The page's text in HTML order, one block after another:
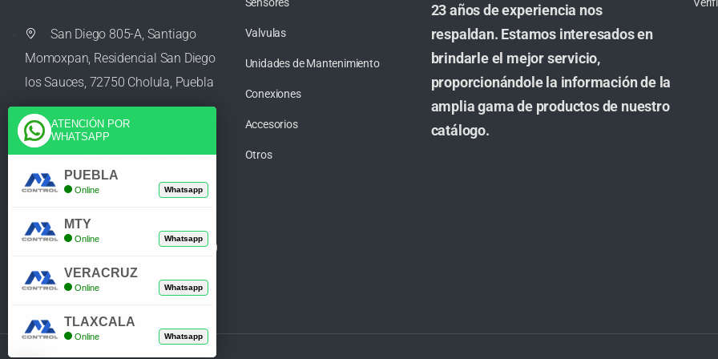
San Diego 805-A, Santiago
Momoxpan, Residencial San Diego
los Sauces, 72750 Cholula, Puebla
ventas@azcontrolpuebla.com
Poniente. 7 469, Centro, 94370
Orizaba, Veracruz
Valvulas
Unidades de Mantenimiento
Conexiones
Accesorios
Otros
23 años de experiencia nos
respaldan. Estamos interesados en
brindarle el mejor servicio,
proporcionándole la información de la
amplia gama de productos de nuestro
catálogo.
ATENCIÓN POR
WHATSAPP
PUEBLA
Online Whatsapp
MTY
Online Whatsapp
VERACRUZ
Online Whatsapp
TLAXCALA
Online Whatsapp